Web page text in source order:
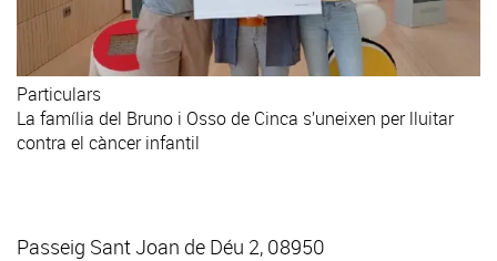
Particulars
La família del Bruno i Osso de Cinca s’uneixen per lluitar
contra el càncer infantil
Passeig Sant Joan de Déu 2, 08950